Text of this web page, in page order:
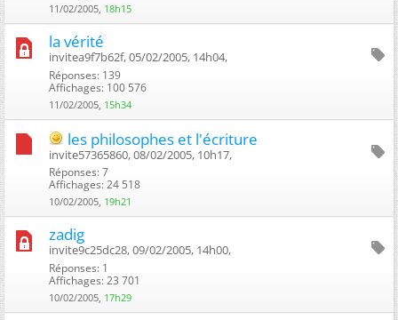
11/02/2005, 18h15
la vérité
invitea9f7b62f, 05/02/2005, 14h04, ‎
Réponses: 139
Affichages: 100 576
11/02/2005, 15h34
les philosophes et l'écriture
invite57365860, 08/02/2005, 10h17, ‎
Réponses: 7
Affichages: 24 518
10/02/2005, 19h21
zadig
invite9c25dc28, 09/02/2005, 14h00, ‎
Réponses: 1
Affichages: 23 701
10/02/2005, 17h29